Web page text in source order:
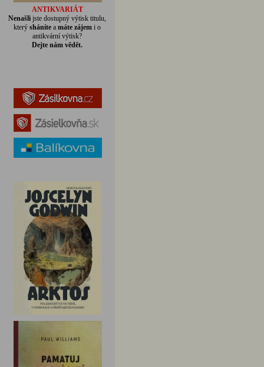
ANTIKVARIÁT
Nenašli jste dostupný výtisk titulu,
kterýsháníte amáte zájem i o
antikvární výtisk?
Dejte nám vědět.